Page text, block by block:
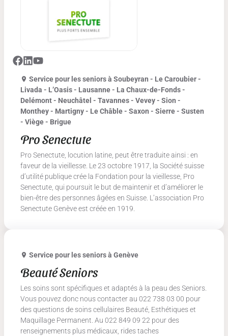
Service pour les seniorsà Soubeyran - Le Caroubier -
Livada - L’Oasis - Lausanne - La Chaux-de-Fonds -
Delémont - Neuchâtel - Tavannes - Vevey - Sion -
Monthey - Martigny - Le Châble - Saxon - Sierre - Susten
- Viège - Brigue
Pro Senectute
Pro Senectute, locution latine, peut être traduite ainsi : en
faveur de la vieillesse. Le 23 octobre 1917, la Société suisse
d’utilité publique crée la Fondation pour la vieillesse, Pro
Senectute, qui poursuit le but de maintenir et d’améliorer le
bien-être des personnes âgées en Suisse. L’association Pro
Senectute Genève est créée en 1919.
Service pour les seniorsà Genève
Beauté Seniors
Les soins sont spécifiques et adaptés à la peau des Seniors.
Vous pouvez donc nous contacter au 022 738 03 00 pour
des questions de soins cellulaires Beauté, Esthétiques et
Maquillage Permanent. Au 022 849 09 22 pour des
renseignements plus médicaux, rides taches